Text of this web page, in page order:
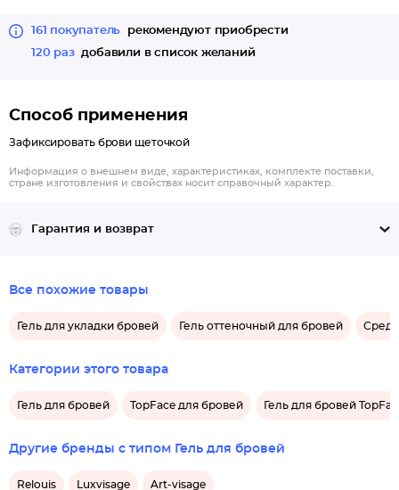
161 покупатель
рекомендуют приобрести
120 раз добавили в список желаний
Способ применения
Зафиксировать брови щеточкой
Информация о внешнем виде, характеристиках, комплекте поставки,
стране изготовления и свойствах носит справочный характер.
Гарантия и возврат
Все похожие товары
Гель для укладки бровей Гель оттеночный для бровей
Категории этого товара
Гель для бровей TopFace для бровей Гель для бровей
Другие бренды с типом Гель для бровей
Relouis Luxvisage Art-visage